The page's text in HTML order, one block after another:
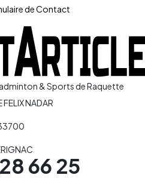
de Contact
& Sports de Raquette
FELIX NADAR
66 25